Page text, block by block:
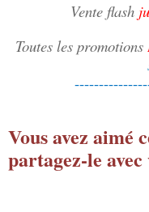
Vente flash
Toutes les promotions
Vous avez aimé
partagez-le avec